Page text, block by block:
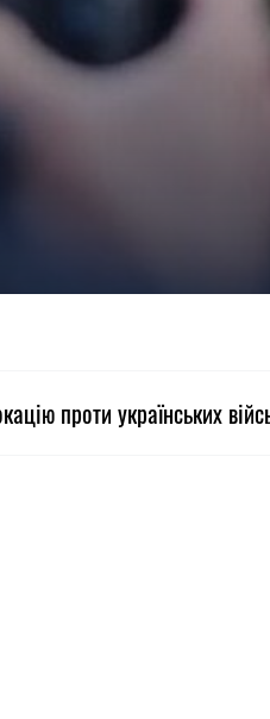
проти українських